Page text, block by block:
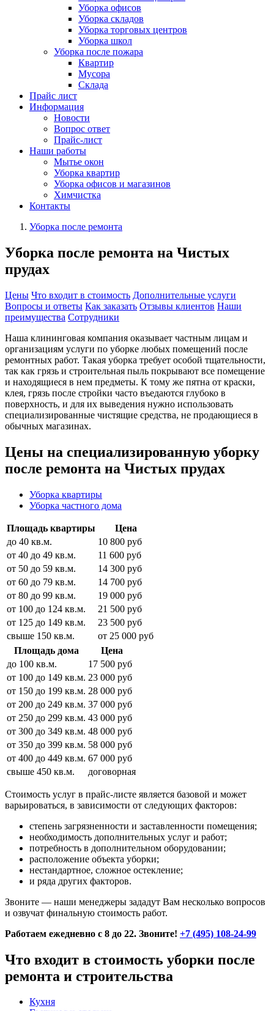
Уборка офисов
Уборка складов
Уборка торговых центров
Уборка школ
Уборка после пожара
Квартир
Мусора
Склада
Прайс лист
Информация
Новости
Вопрос ответ
Прайс-лист
Наши работы
Мытье окон
Уборка квартир
Уборка офисов и магазинов
Химчистка
Контакты
Уборка после ремонта
Уборка после ремонта на Чистых
прудах
Цены Что входит в стоимость Дополнительные услуги
Вопросы и ответы Как заказать Отзывы клиентов Наши
преимущества Сотрудники
Наша клининговая компания оказывает частным лицам и
организациям услуги по уборке любых помещений после
ремонтных работ. Такая уборка требует особой тщательности,
так как грязь и строительная пыль покрывают все помещение
и находящиеся в нем предметы. К тому же пятна от краски,
клея, грязь после стройки часто въедаются глубоко в
поверхность, и для их выведения нужно использовать
специализированные чистящие средства, не продающиеся в
обычных магазинах.
Цены на специализированную уборку
после ремонта на Чистых прудах
Уборка квартиры
Уборка частного дома
Площадь квартиры
Цена
до 40 кв.м.
10 800 руб
от 40 до 49 кв.м.
11 600 руб
от 50 до 59 кв.м.
14 300 руб
от 60 до 79 кв.м.
14 700 руб
от 80 до 99 кв.м.
19 000 руб
от 100 до 124 кв.м.
21 500 руб
от 125 до 149 кв.м.
23 500 руб
свыше 150 кв.м.
от 25 000 руб
Площадь дома
Цена
до 100 кв.м.
17 500 руб
от 100 до 149 кв.м. 23 000 руб
от 150 до 199 кв.м. 28 000 руб
от 200 до 249 кв.м. 37 000 руб
от 250 до 299 кв.м. 43 000 руб
от 300 до 349 кв.м. 48 000 руб
от 350 до 399 кв.м. 58 000 руб
от 400 до 449 кв.м. 67 000 руб
свыше 450 кв.м.
договорная
Стоимость услуг в прайс-листе является базовой и может
варьироваться, в зависимости от следующих факторов:
степень загрязненности и заставленности помещения;
необходимость дополнительных услуг и работ;
потребность в дополнительном оборудовании;
расположение объекта уборки;
нестандартное, сложное остекление;
и ряда других факторов.
Звоните — наши менеджеры зададут Вам несколько вопросов
и озвучат финальную стоимость работ.
Работаем ежедневно с 8 до 22. Звоните! +7 (495) 108-24-99
Что входит в стоимость уборки после
ремонта и строительства
Кухня